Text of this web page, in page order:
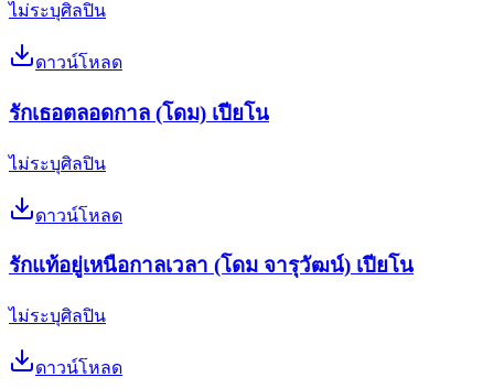
ไม่ระบุศิลปิน
ดาวน์โหลด
รักเธอตลอดกาล (โดม) เปียโน
ไม่ระบุศิลปิน
ดาวน์โหลด
รักแท้อยู่เหนือกาลเวลา (โดม จารุวัฒน์) เปียโน
ไม่ระบุศิลปิน
ดาวน์โหลด